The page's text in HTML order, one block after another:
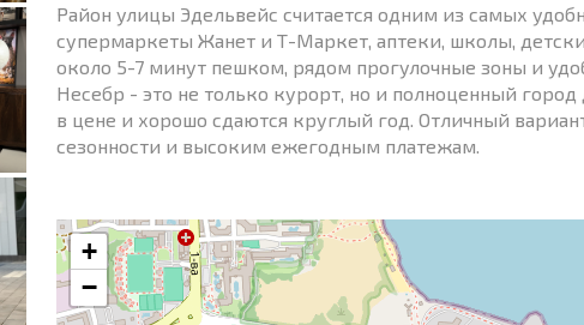
Район улицы Эдельвейс считается одним из самых
супермаркеты Жанет и Т-Маркет, аптеки, школы,
около 5-7 минут пешком, рядом прогулочные зоны и
Несебр - это не только курорт, но и полноценный
в цене и хорошо сдаются круглый год. Отличный
сезонности и высоким ежегодным платежам.
+
−